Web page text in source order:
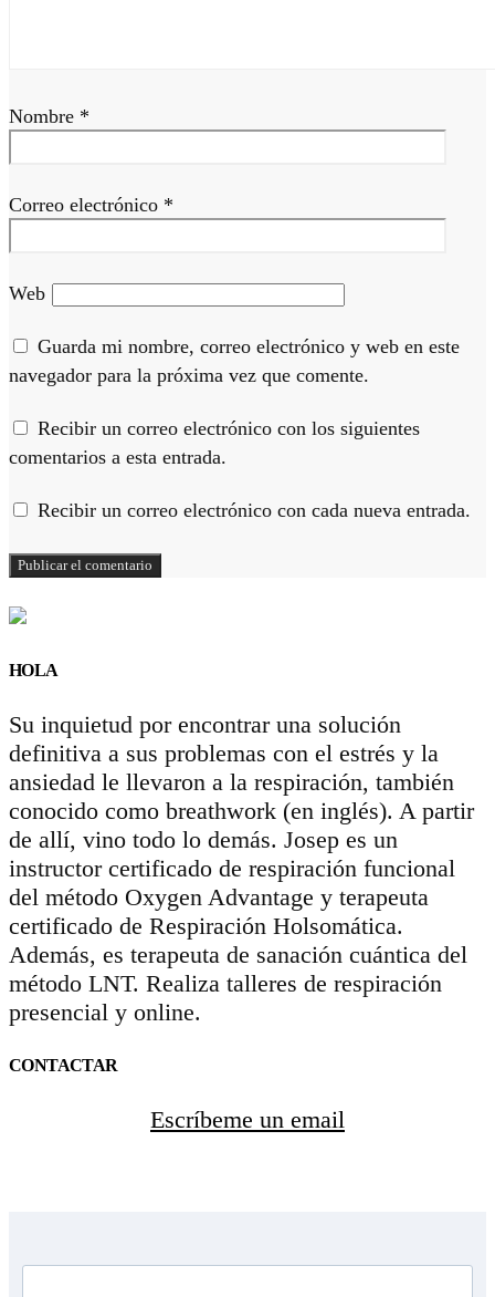
Nombre *
Correo electrónico *
Web
Guarda mi nombre, correo electrónico y web en este
navegador para la próxima vez que comente.
Recibir un correo electrónico con los siguientes
comentarios a esta entrada.
Recibir un correo electrónico con cada nueva entrada.
HOLA
Su inquietud por encontrar una solución
definitiva a sus problemas con el estrés y la
ansiedad le llevaron a la respiración, también
conocido como breathwork (en inglés). A partir
de allí, vino todo lo demás. Josep es un
instructor certificado de respiración funcional
del método Oxygen Advantage y terapeuta
certificado de Respiración Holsomática.
Además, es terapeuta de sanación cuántica del
método LNT. Realiza talleres de respiración
presencial y online.
CONTACTAR
Escríbeme un email